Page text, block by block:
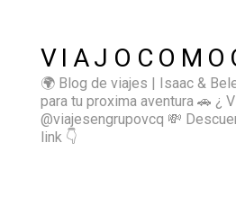
🌍 Blog de viajes | Isaac &
para tu proxima aventura 🚗 ¿
@viajesengrupovcq 💸
link 👇